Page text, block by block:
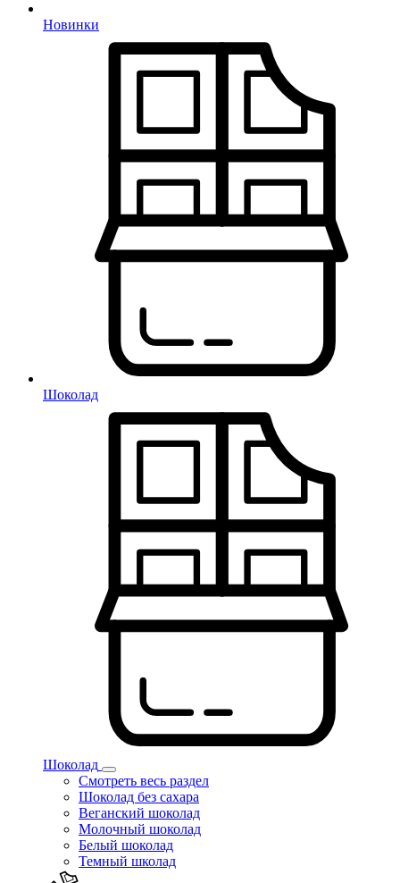
Новинки
Шоколад
Шоколад
Смотреть весь раздел
Шоколад без сахара
Веганский шоколад
Молочный шоколад
Белый шоколад
Темный школад